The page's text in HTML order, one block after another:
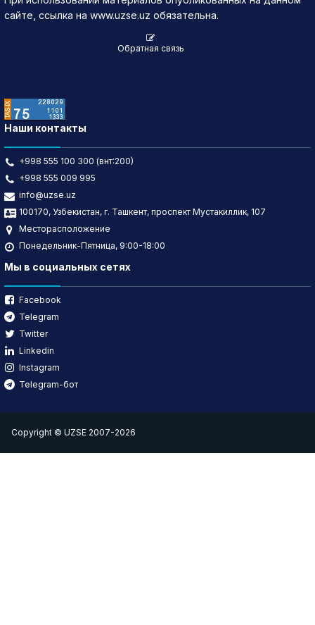
сайте, ссылка на www.uzse.uz обязательна.
Обратная связь
Наши контакты
+998 555 100 300 (внт:200)
+998 555 009 995
info@uzse.uz
100170, Узбекистан, г. Ташкент, проспект Мустакиллик, 107
Месторасположение
Понедельник-Пятница, 9:00-18:00
Мы в социальных сетях
Facebook
Telegram
Twitter
Linkedin
Instagram
Telegram-бот
Copyright © UZSE 2007-2026